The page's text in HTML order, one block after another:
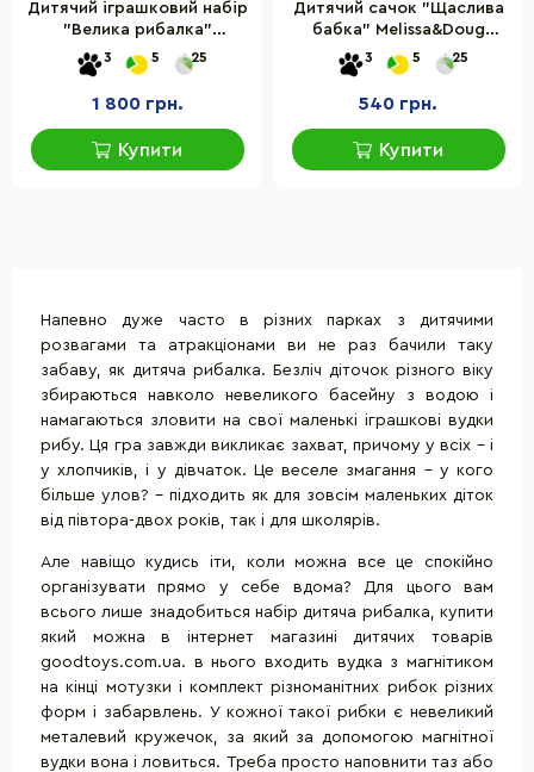
Дитячий іграшковий набір
"Велика рибалка"
Melissa&Doug MD5149
3 5 25
1 800 грн.
Купити
Дитячий сачок "Щаслива
бабка" Melissa&Doug
MD6740, 62х26 см
3 5 25
540 грн.
Купити
Напевно дуже часто в різних парках з дитячими
розвагами та атракціонами ви не раз бачили таку
забаву, як дитяча рибалка. Безліч діточок різного віку
збираються навколо невеликого басейну з водою і
намагаються зловити на свої маленькі іграшкові вудки
рибу. Ця гра завжди викликає захват, причому у всіх - і
у хлопчиків, і у дівчаток. Це веселе змагання - у кого
більше улов? - підходить як для зовсім маленьких діток
від півтора-двох років, так і для школярів.
Але навіщо кудись іти, коли можна все це спокійно
організувати прямо у себе вдома? Для цього вам
всього лише знадобиться набір дитяча рибалка, купити
який можна в інтернет магазині дитячих товарів
goodtoys.com.ua. в нього входить вудка з магнітиком
на кінці мотузки і комплект різноманітних рибок різних
форм і забарвлень. У кожної такої рибки є невеликий
металевий кружечок, за який за допомогою магнітної
вудки вона і ловиться. Треба просто наповнити таз або